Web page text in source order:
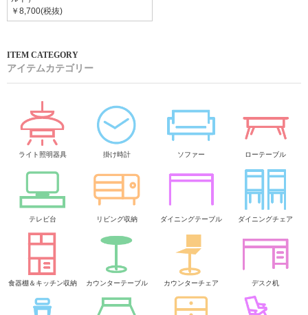
￥8,700(税抜)
アイテムカテゴリー
ライト照明器具 掛け時計 ソファー ローテーブル
テレビ台 リビング収納 ダイニングテーブル ダイニングチェア
食器棚＆キッチン収納 カウンターテーブル カウンターチェア デスク机